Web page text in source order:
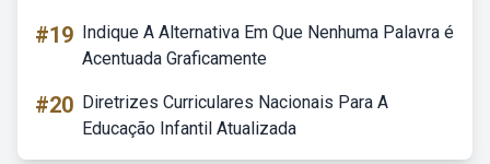
#19 Indique A Alternativa Em Que Nenhuma Palavra é
Acentuada Graficamente
#20 Diretrizes Curriculares Nacionais Para A
Educação Infantil Atualizada